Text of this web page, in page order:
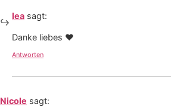
lea sagt:
Danke liebes ♥
Antworten
Nicole sagt: